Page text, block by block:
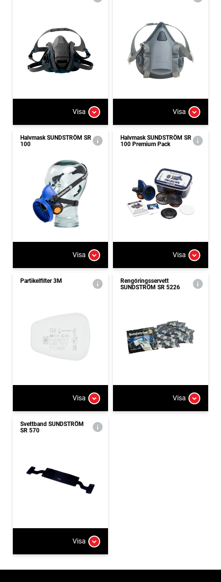
Visa Visa
Halvmask SUNDSTRÖM SR
100
Visa
Halvmask SUNDSTRÖM SR
100 Premium Pack
Visa
Partikelfilter 3M
Visa
Rengöringsservett
SUNDSTRÖM SR 5226
Visa
Svettband SUNDSTRÖM
SR 570
Visa